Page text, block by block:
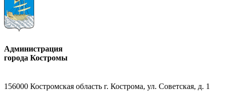
Администрация
города Костромы
156000 Костромская область г. Кострома, ул. Советская, д. 1